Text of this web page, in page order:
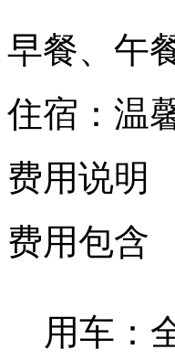
早餐、午
住宿：温
费用说明
费用包含
用车：